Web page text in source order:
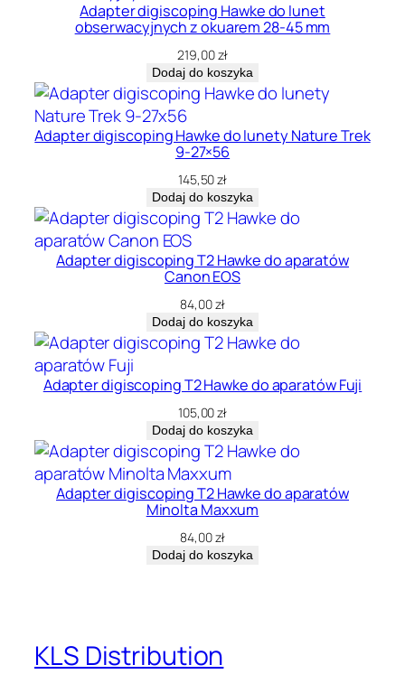
Adapter digiscoping Hawke do lunet
obserwacyjnych z okuarem 28-45 mm
219,00zł
Dodaj do koszyka
Adapter digiscoping Hawke do lunety Nature Trek
9-27×56
145,50zł
Dodaj do koszyka
Adapter digiscoping T2 Hawke do aparatów
Canon EOS
84,00zł
Dodaj do koszyka
Adapter digiscoping T2 Hawke do aparatów Fuji
105,00zł
Dodaj do koszyka
Adapter digiscoping T2 Hawke do aparatów
Minolta Maxxum
84,00zł
Dodaj do koszyka
KLS Distribution